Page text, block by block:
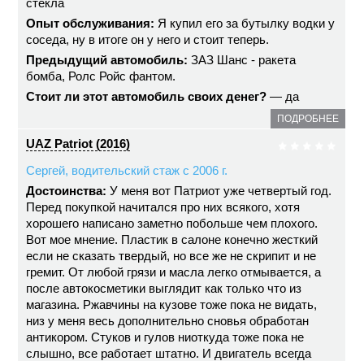
стекла
Опыт обслуживания: Я купил его за бутылку водки у
соседа, ну в итоге он у него и стоит теперь.
Предыдущий автомобиль: ЗАЗ Шанс - ракета
бомба, Ролс Ройс фантом.
Стоит ли этот автомобиль своих денег? — да
ПОДРОБНЕЕ
UAZ Patriot (2016)
Сергей, водительский стаж с 2006 г.
Достоинства: У меня вот Патриот уже четвертый год.
Перед покупкой начитался про них всякого, хотя
хорошего написано заметно побольше чем плохого.
Вот мое мнение. Пластик в салоне конечно жесткий
если не сказать твердый, но все же не скрипит и не
гремит. От любой грязи и масла легко отмывается, а
после автокосметики выглядит как только что из
магазина. Ржавчины на кузове тоже пока не видать,
низ у меня весь дополнительно сновья обработан
антикором. Стуков и гулов ниоткуда тоже пока не
слышно, все работает штатно. И двигатель всегда